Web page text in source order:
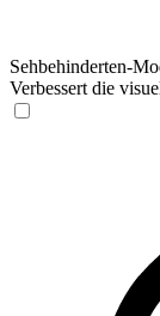
Sehbehinderten-
Verbessert die